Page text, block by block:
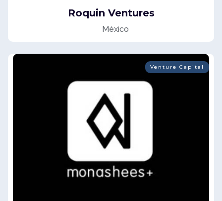
Roquin Ventures
México
Venture Capital